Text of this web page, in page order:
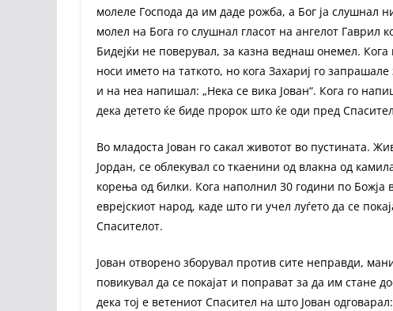
молеле Господа да им даде рожба, а Бог ја слушнал
молел на Бога го слушнал гласот на ангелот Гаврил
Бидејќи не поверувал, за казна веднаш онемел.
носи името на таткото, но кога Захариј го
и на неа напишал: „Нека се вика Јован“. Кога го
дека детето ќе биде пророк што ќе оди пред
Во младоста Јован го сакал животот во пустината.
Јордан, се облекувал со ткаенини од влакна од
корења од билки. Кога наполнил 30 години по Божја
еврејскиот народ, каде што ги учел луѓето да се
Спасителот.
Јован отворено зборувал против сите неправди,
повикувал да се покајат и поправат за да им стане
дека тој е ветениот Спасител на што Јован